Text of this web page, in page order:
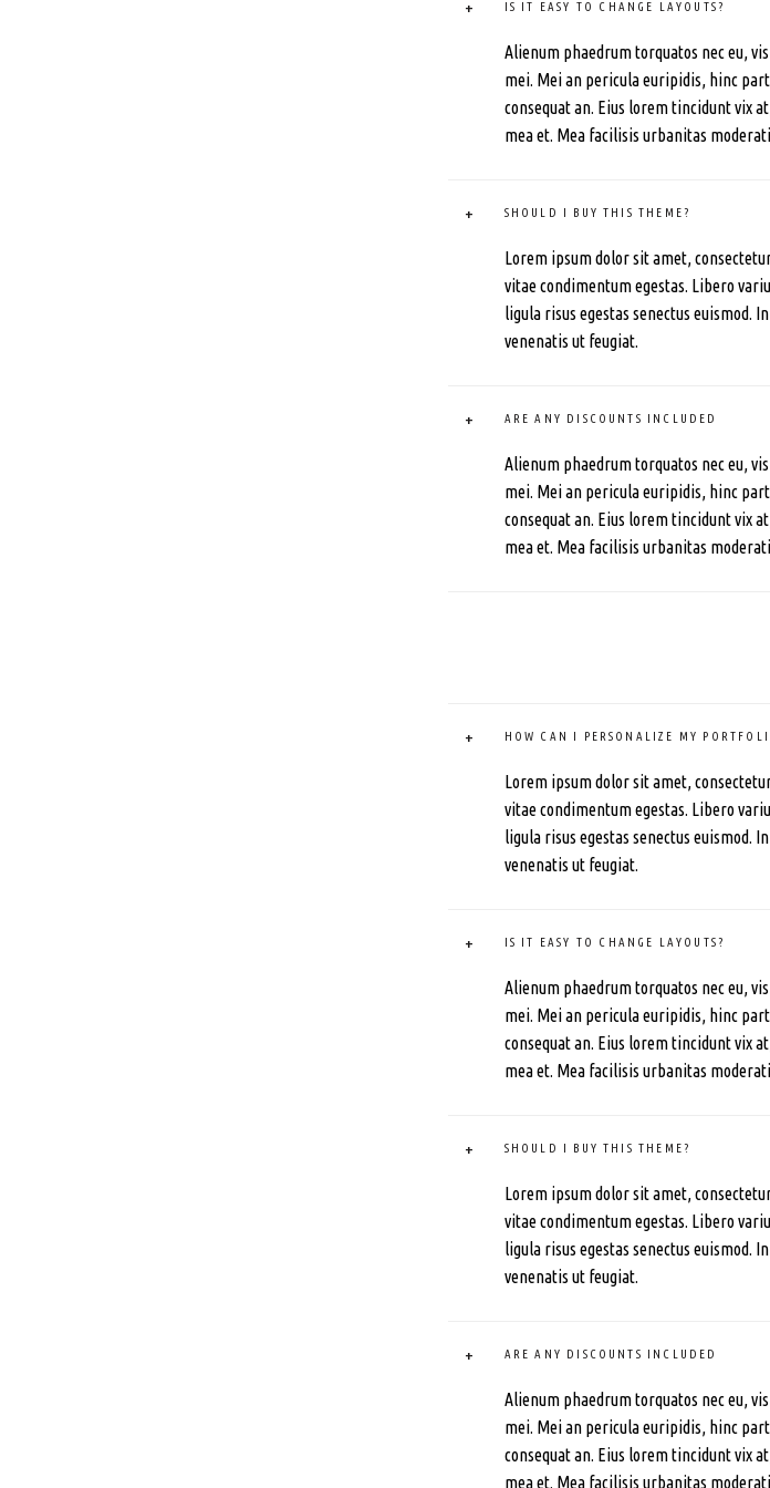
+ IS IT EASY TO CHANGE LAYOUTS?
Alienum phaedrum torquatos nec eu,
mei. Mei an pericula euripidis, hinc
consequat an. Eius lorem tincidunt vix
mea et. Mea facilisis urbanitas
+ SHOULD I BUY THIS THEME?
Lorem ipsum dolor sit amet,
vitae condimentum egestas. Libero
ligula risus egestas senectus euismod.
venenatis ut feugiat.
+ ARE ANY DISCOUNTS INCLUDED
Alienum phaedrum torquatos nec eu,
mei. Mei an pericula euripidis, hinc
consequat an. Eius lorem tincidunt vix
mea et. Mea facilisis urbanitas
+ HOW CAN I PERSONALIZE MY
Lorem ipsum dolor sit amet,
vitae condimentum egestas. Libero
ligula risus egestas senectus euismod.
venenatis ut feugiat.
+ IS IT EASY TO CHANGE LAYOUTS?
Alienum phaedrum torquatos nec eu,
mei. Mei an pericula euripidis, hinc
consequat an. Eius lorem tincidunt vix
mea et. Mea facilisis urbanitas
+ SHOULD I BUY THIS THEME?
Lorem ipsum dolor sit amet,
vitae condimentum egestas. Libero
ligula risus egestas senectus euismod.
venenatis ut feugiat.
+ ARE ANY DISCOUNTS INCLUDED
Alienum phaedrum torquatos nec eu,
mei. Mei an pericula euripidis, hinc
consequat an. Eius lorem tincidunt vix
mea et. Mea facilisis urbanitas